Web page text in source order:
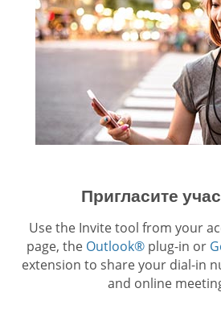
Пригласите
Use the Invite tool from your
page, the Outlook® plug-in or
extension to share your dial-in
and online